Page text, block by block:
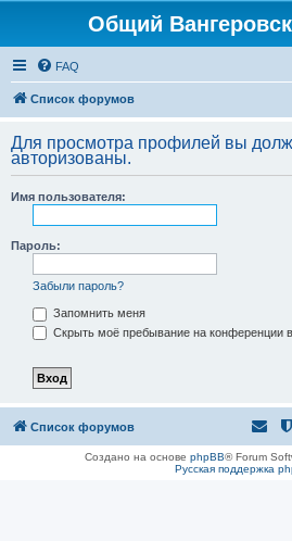
Общий
FAQ
Список форумов
Для просмотра профилей вы
авторизованы.
Имя пользователя:
Пароль:
Забыли пароль?
Запомнить меня
Скрыть моё пребывание на конференции в
Список форумов
Создано на основе phpBB® Forum
Русская поддержка